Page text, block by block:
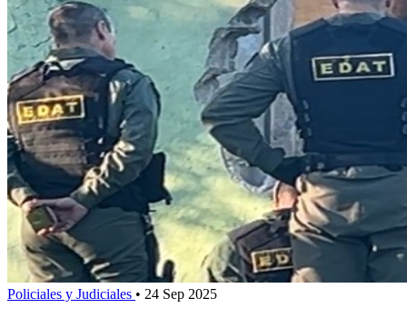
Policiales y Judiciales • 24 Sep 2025